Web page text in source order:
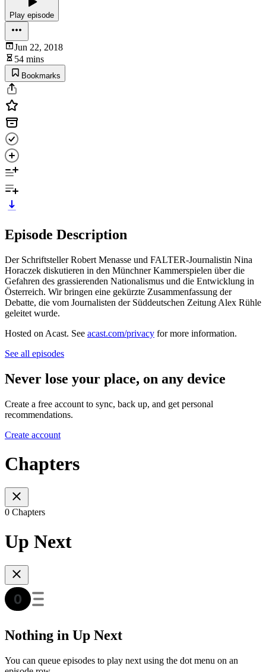
Play episode
Jun 22, 2018
54 mins
Bookmarks
Episode Description
Der Schriftsteller Robert Menasse und FALTER-Journalistin Nina
Horaczek diskutieren in den Münchner Kammerspielen über die
Gefahren des grassierenden Nationalismus und die Entwicklung in
Österreich. Wir bringen eine gekürzte Zusammenfassung der
Debatte, die vom Journalisten der Süddeutschen Zeitung Alex Rühle
geleitet wurde.
Hosted on Acast. See acast.com/privacy for more information.
See all episodes
Never lose your place, on any device
Create a free account to sync, back up, and get personal
recommendations.
Create account
Chapters
0 Chapters
Up Next
Nothing in Up Next
You can queue episodes to play next using the dot menu on an